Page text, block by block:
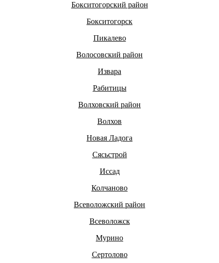
Бокситогорский район
Бокситогорск
Пикалево
Волосовский район
Извара
Рабитицы
Волховский район
Волхов
Новая Ладога
Сясьстрой
Иссад
Колчаново
Всеволожский район
Всеволожск
Мурино
Сертолово